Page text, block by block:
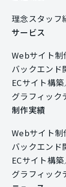
理念
理念
スタッフ
スタッフ
サービス
Webサイト制
Webサイト制
バックエンド
バックエンド
ECサイト構
ECサイト構
グラフィック
グラフィック
制作実績
Webサイト制
Webサイト制
バックエンド
バックエンド
ECサイト構
ECサイト構
グラフィック